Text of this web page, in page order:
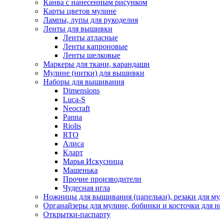
Канва с нанесенным рисунком
Карты цветов мулине
Лампы, лупы для рукоделия
Ленты для вышивки
Ленты атласные
Ленты капроновые
Ленты шелковые
Маркеры для ткани, карандаши
Мулине (нитки) для вышивки
Наборы для вышивания
Dimensions
Luca-S
Neocraft
Panna
Riolis
RTO
Алиса
Кларт
Марья Искусница
Машенька
Прочие производители
Чудесная игла
Ножницы для вышивания (цапельки), резаки для
Органайзеры для мулине, бобинки и косточки для
Открытки-паспарту